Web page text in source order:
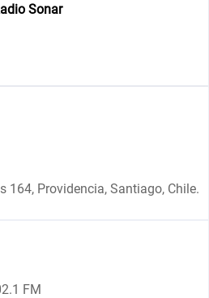
Sonar
164, Providencia, Santiago, Chile.
FM